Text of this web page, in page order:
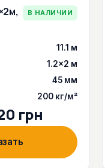
В НАЛИЧИИ
11.1 м
1.2×2 м
45 мм
200 кг/м²
грн